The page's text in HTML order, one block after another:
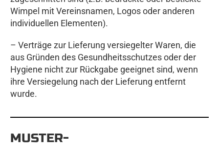
Wimpel mit Vereinsnamen, Logos oder anderen
individuellen Elementen).
– Verträge zur Lieferung versiegelter Waren, die
aus Gründen des Gesundheitsschutzes oder der
Hygiene nicht zur Rückgabe geeignet sind, wenn
ihre Versiegelung nach der Lieferung entfernt
wurde.
MUSTER-